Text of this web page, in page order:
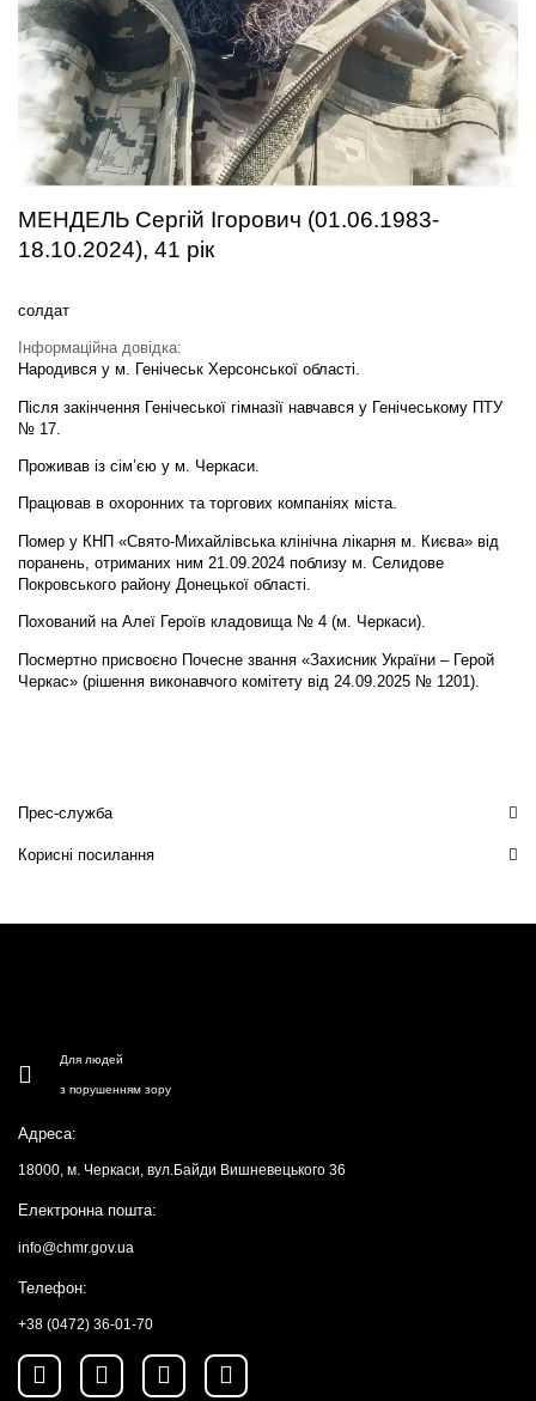
МЕНДЕЛЬ Сергій Ігорович (01.06.1983-
18.10.2024), 41 рік
солдат
Інформаційна довідка:
Народився у м. Генічеськ Херсонської області.
Після закінчення Генічеської гімназії навчався у Генічеському ПТУ
№ 17.
Проживав із сім’єю у м. Черкаси.
Працював в охоронних та торгових компаніях міста.
Помер у КНП «Свято-Михайлівська клінічна лікарня м. Києва» від
поранень, отриманих ним 21.09.2024 поблизу м. Селидове
Покровського району Донецької області.
Похований на Алеї Героїв кладовища № 4 (м. Черкаси).
Посмертно присвоєно Почесне звання «Захисник України – Герой
Черкас» (рішення виконавчого комітету від 24.09.2025 № 1201).
Прес-служба
Корисні посилання
Для людей
з порушенням зору
Адреса:
18000, м. Черкаси, вул.Байди Вишневецького 36
Електронна пошта:
info@chmr.gov.ua
Телефон:
+38 (0472) 36-01-70